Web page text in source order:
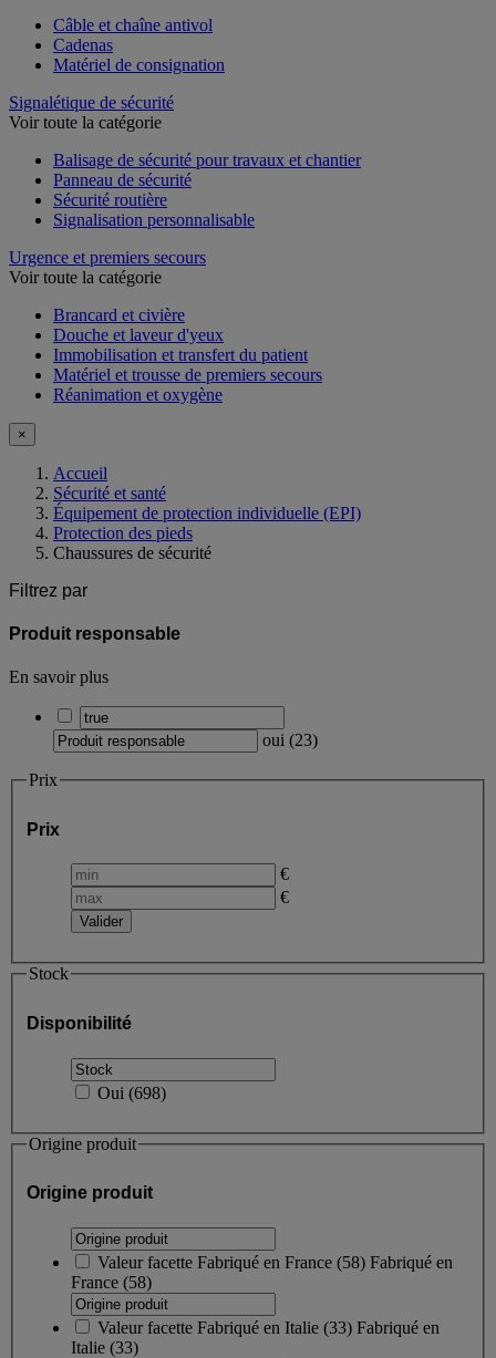
Câble et chaîne antivol
Cadenas
Matériel de consignation
Signalétique de sécurité
Voir toute la catégorie
Balisage de sécurité pour travaux et chantier
Panneau de sécurité
Sécurité routière
Signalisation personnalisable
Urgence et premiers secours
Voir toute la catégorie
Brancard et civière
Douche et laveur d'yeux
Immobilisation et transfert du patient
Matériel et trousse de premiers secours
Réanimation et oxygène
×
Accueil
Sécurité et santé
Équipement de protection individuelle (EPI)
Protection des pieds
Chaussures de sécurité
Filtrez par
Produit responsable
En savoir plus
oui (23)
Prix
Prix
€
€
Stock
Disponibilité
Oui (698)
Origine produit
Origine produit
Valeur facette Fabriqué en France (58) Fabriqué en
France (58)
Valeur facette Fabriqué en Italie (33) Fabriqué en
Italie (33)